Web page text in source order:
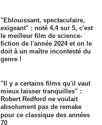
"Eblouissant, spectaculaire,
exigeant" : noté 4,4 sur 5, c'est
le meilleur film de science-
fiction de l'année 2024 et on le
doit à un maître incontesté du
genre !
"Il y a certains films qu'il vaut
mieux laisser tranquilles" :
Robert Redford ne voulait
absolument pas de remake
pour ce classique des années
70